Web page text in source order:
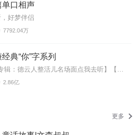
单口相声
好梦伴侣
7792.04万
典“你”字系列
【‘学’字系列专辑：德云人整活儿名场面点我去听】【德云“怯”字系列专辑：是谁又在充胖子点我去听...
2.86亿
更多